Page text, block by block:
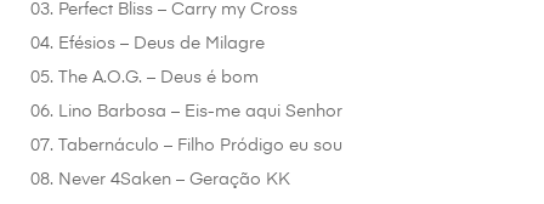
03. Perfect Bliss – Carry my Cross
04. Efésios – Deus de Milagre
05. The A.O.G. – Deus é bom
06. Lino Barbosa – Eis-me aqui Senhor
07. Tabernáculo – Filho Pródigo eu sou
08. Never 4Saken – Geração KK